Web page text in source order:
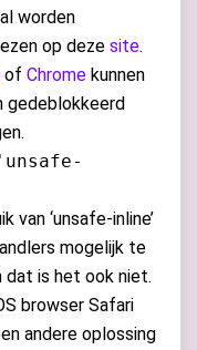
worden
op deze site.
of Chrome kunnen
gedeblokkeerd
van ‘unsafe-inline’
mogelijk te
dat is het ook niet.
browser Safari
andere oplossing